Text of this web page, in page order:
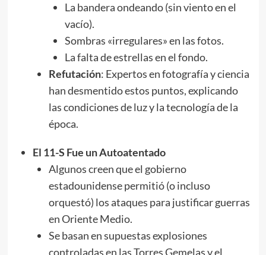
La bandera ondeando (sin viento en el
vacío).
Sombras «irregulares» en las fotos.
La falta de estrellas en el fondo.
Refutación: Expertos en fotografía y ciencia
han desmentido estos puntos, explicando
las condiciones de luz y la tecnología de la
época.
El 11-S Fue un Autoatentado
Algunos creen que el gobierno
estadounidense permitió (o incluso
orquestó) los ataques para justificar guerras
en Oriente Medio.
Se basan en supuestas explosiones
controladas en las Torres Gemelas y el